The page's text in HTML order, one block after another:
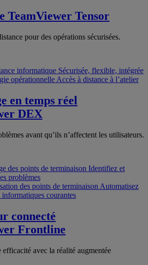
TeamViewer Tensor
pour des opérations sécurisées.
informatique Sécurisée, flexible, intégrée
opérationnelle Accès à distance à l’atelier
en temps réel
DEX
avant qu’ils n’affectent les utilisateurs.
des points de terminaison Identifiez et
problèmes
des points de terminaison Automatisez
informatiques courantes
connecté
Frontline
avec la réalité augmentée